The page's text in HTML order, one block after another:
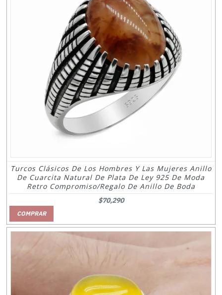
Turcos Clásicos De Los Hombres Y Las Mujeres Anillo
De Cuarcita Natural De Plata De Ley 925 De Moda
Retro Compromiso/regalo De Anillo De Boda
$70,290
COMPRAR